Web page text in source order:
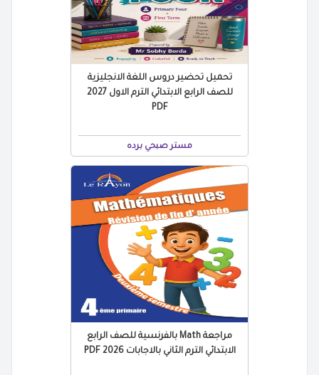
تحميل تحضير دروس اللغة الانجليزية
للصف الرابع الابتدائي الترم الاول 2027
PDF
مستر صبحي برده
مراجعة Math بالفرنسية للصف الرابع
الابتدائي الترم الثاني بالاجابات 2026 PDF